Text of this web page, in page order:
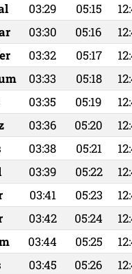
03:29 05:15
03:30 05:16
03:32 05:17
03:33 05:18
03:35 05:19
03:36 05:20
03:38 05:21
03:39 05:22
03:41 05:23
03:42 05:24
03:44 05:25
03:45 05:26